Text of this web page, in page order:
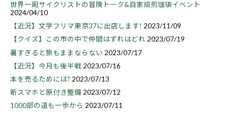
世界一周サイクリストの冒険トーク&自家焙煎珈琲イベント
2024/04/10
【近況】文学フリマ東京37に出店します! 2023/11/09
【クイズ】この市の中で仲間はずれはどれ 2023/07/19
暑すぎると旅もままならない 2023/07/17
【近況】今月も後半戦 2023/07/16
本を売るためには? 2023/07/13
新スマホと原付き整備 2023/07/12
1000部の道も一歩から 2023/07/11